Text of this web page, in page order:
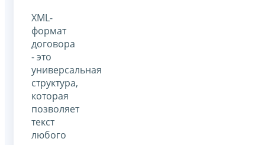
XML-
формат
договора
- это
универсальная
структура,
которая
позволяет
текст
любого